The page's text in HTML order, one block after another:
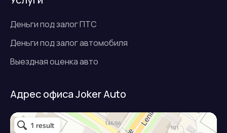
Деньги под залог ПТС
Деньги под залог автомобиля
Выездная оценка авто
Адрес офиса Joker Auto
Джокер авто
Займ под залог авто в Подольске
Микрофинансовая организация в Подольске